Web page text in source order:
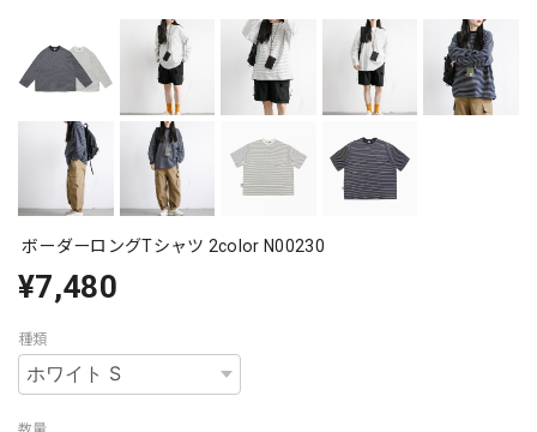
ボーダーロングTシャツ 2color N00230
¥7,480
種類